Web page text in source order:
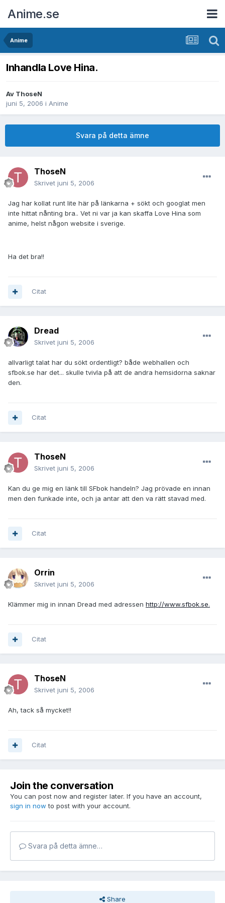
Anime.se
Anime
Inhandla Love Hina.
Av ThoseN
juni 5, 2006 i Anime
Svara på detta ämne
ThoseN
Skrivet juni 5, 2006
Jag har kollat runt lite här på länkarna + sökt och googlat men
inte hittat nånting bra.. Vet ni var ja kan skaffa Love Hina som
anime, helst någon website i sverige.
Ha det bra!!
Citat
Dread
Skrivet juni 5, 2006
allvarligt talat har du sökt ordentligt? både webhallen och
sfbok.se har det... skulle tvivla på att de andra hemsidorna saknar
den.
Citat
ThoseN
Skrivet juni 5, 2006
Kan du ge mig en länk till SFbok handeln? Jag prövade en innan
men den funkade inte, och ja antar att den va rätt stavad med.
Citat
Orrin
Skrivet juni 5, 2006
Klämmer mig in innan Dread med adressen http://www.sfbok.se.
Citat
ThoseN
Skrivet juni 5, 2006
Ah, tack så mycket!!
Citat
Join the conversation
You can post now and register later. If you have an account,
sign in now to post with your account.
Svara på detta ämne…
Share